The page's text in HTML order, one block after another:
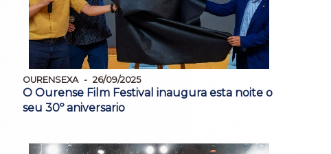
OURENSEXA 26/09/2025
O Ourense Film Festival inaugura esta noite o
seu 30º aniversario